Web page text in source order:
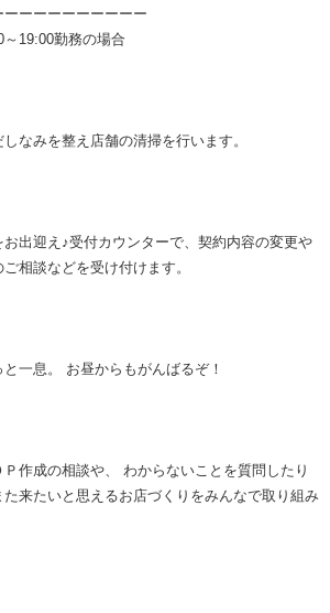
ーーーーーーーーー
19:00勤務の場合
なみを整え店舗の清掃を行います。
迎え♪受付カウンターで、契約内容の変更や
相談などを受け付けます。
一息。 お昼からもがんばるぞ！
作成の相談や、 わからないことを質問したり
来たいと思えるお店づくりをみんなで取り組み